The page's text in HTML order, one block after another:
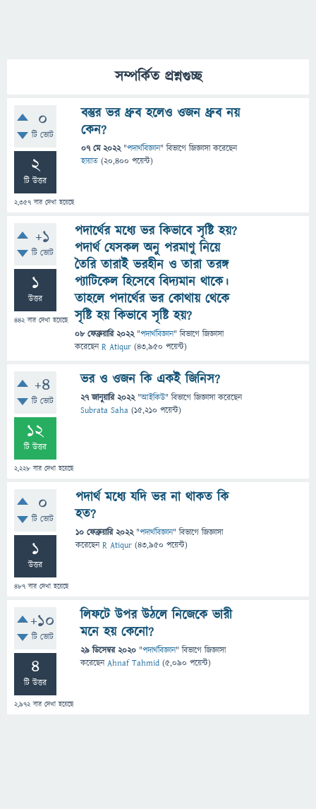
সম্পর্কিত প্রশ্নগুচ্ছ
0
টি ভোট
2
টি উত্তর
2,357 বার দেখা হয়েছে
বস্তুর ভর ধ্রুব হলেও ওজন ধ্রুব নয়
কেন?
07 মে 2022 "পদার্থবিজ্ঞান" বিভাগে জিজ্ঞাসাকরেছেন
হায়াত (20,400 পয়েন্ট)
+1
টি ভোট
1
উত্তর
442বার দেখা হয়েছে
পদার্থের মধ্যে ভর কিভাবে সৃষ্টি হয়?
পদার্থ যেসকল অনু পরমাণু নিয়ে
তৈরি তারাই ভরহীন ও তারা তরঙ্গ
প্যাটিকেল হিসেবে বিদ্যমান থাকে।
তাহলে পদার্থের ভর কোথায় থেকে
সৃষ্টি হয় কিভাবে সৃষ্টি হয়?
08 ফেব্রুয়ারি 2022 "পদার্থবিজ্ঞান" বিভাগে জিজ্ঞাসা
করেছেনR Atiqur (43,950 পয়েন্ট)
+4
টি ভোট
12
টি উত্তর
2,228 বার দেখা হয়েছে
ভর ও ওজন কি একই জিনিস?
27 জানুয়ারি 2022 "আইকিউ" বিভাগে জিজ্ঞাসাকরেছেন
Subrata Saha (15,210 পয়েন্ট)
0
টি ভোট
1
উত্তর
487 বার দেখা হয়েছে
পদার্থ মধ্যে যদি ভর না থাকত কি
হত?
10 ফেব্রুয়ারি 2022 "পদার্থবিজ্ঞান" বিভাগে জিজ্ঞাসা
করেছেনR Atiqur (43,950 পয়েন্ট)
+10
টি ভোট
4
টি উত্তর
2,972বার দেখা হয়েছে
লিফটে উপর উঠলে নিজেকে ভারী
মনে হয় কেনো?
29 ডিসেম্বর 2020 "পদার্থবিজ্ঞান" বিভাগে জিজ্ঞাসা
করেছেনAhnaf Tahmid (5,090 পয়েন্ট)